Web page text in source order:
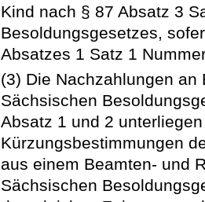
Kind nach § 87 Absatz 3
Besoldungsgesetzes,
Absatzes 1 Satz 1
(3) Die Nachzahlungen
Sächsischen
Absatz 1 und 2
Kürzungsbestimmungen
aus einem Beamten- und
Sächsischen